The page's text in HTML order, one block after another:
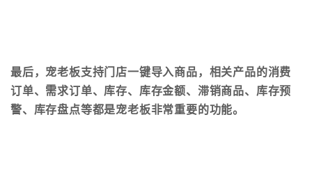
最后，宠老板支持门店一键导入商品，相关产品的消费
订单、需求订单、库存、库存金额、滞销商品、库存预
警、库存盘点等都是宠老板非常重要的功能。